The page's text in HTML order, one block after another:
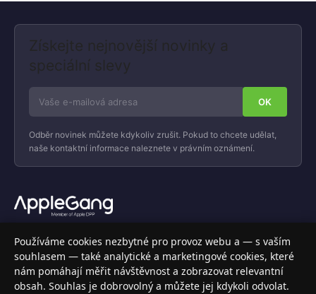
Získejte nejnovější novinky a
speciální slevy
Odběr novinek můžete kdykoliv zrušit. Pokud to chcete udělat,
naše kontaktní informace naleznete v právním oznámení.
Váš specializovaný obchod s Apple produkty, příslušenstvím a
elektronikou. Nakupujte bezpečně a s jistotou.
INFORMACE
Používáme cookies nezbytné pro provoz webu a — s vaším
souhlasem — také analytické a marketingové cookies, které
nám pomáhají měřit návštěvnost a zobrazovat relevantní
obsah. Souhlas je dobrovolný a můžete jej kdykoli odvolat.